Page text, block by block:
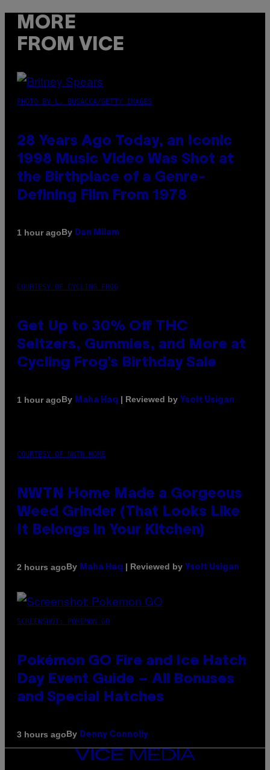
MORE
FROM VICE
PHOTO BY L. BUSACCA/GETTY IMAGES
28 Years Ago Today, an Iconic
1998 Music Video Was Shot at
the Birthplace of a Genre-
Defining Film From 1978
1 hour agoBy Dan Milam
COURTESY OF CYCLING FROG
Get Up to 30% Off THC
Seltzers, Gummies, and More at
Cycling Frog’s Birthday Sale
1 hour agoBy Maha Haq | Reviewed by Ysolt Usigan
COURTESY OF NWTN HOME
NWTN Home Made a Gorgeous
Weed Grinder (That Looks Like
It Belongs in Your Kitchen)
2 hours agoBy Maha Haq | Reviewed by Ysolt Usigan
SCREENSHOT: POKEMON GO
Pokémon GO Fire and Ice Hatch
Day Event Guide – All Bonuses
and Special Hatches
3 hours agoBy Denny Connolly
VICE